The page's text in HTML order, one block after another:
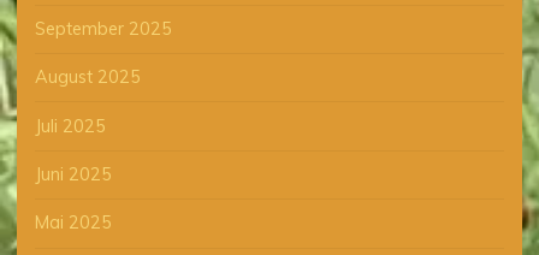
September 2025
August 2025
Juli 2025
Juni 2025
Mai 2025